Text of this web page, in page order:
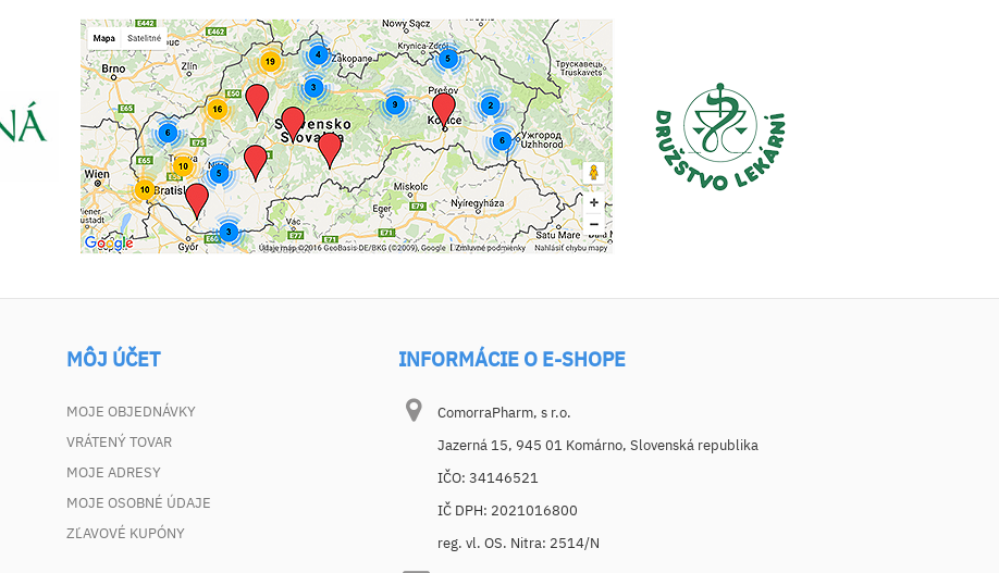
MÔJ ÚČET
MOJE OBJEDNÁVKY
VRÁTENÝ TOVAR
MOJE ADRESY
MOJE OSOBNÉ ÚDAJE
ZĽAVOVÉ KUPÓNY
INFORMÁCIE O E-SHOPE
ComorraPharm, s r.o.
Jazerná 15, 945 01 Komárno, Slovenská republika
IČO: 34146521
IČ DPH: 2021016800
reg. vl. OS. Nitra: 2514/N